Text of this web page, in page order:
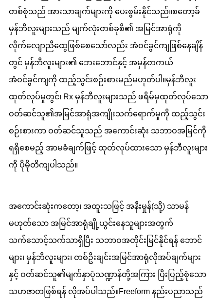
တစ်စုံသည် အားသာချက်များကို ပေးစွမ်းနိုင်သည်။စတော့ခ်
မှန်ဘီလူးများသည် မျက်လုံးတစ်ခုစီ၏ အမြင်အာရုံကို
လိုက်လျောညီထွေဖြစ်စေသော်လည်း အံဝင်ခွင်ကျဖြစ်နေချိန်
တွင် မှန်ဘီလူးများ၏ ဘေးဘောင်နှင့် အမှန်တကယ်
အံဝင်ခွင်ကျကို ထည့်သွင်းစဉ်းစားမည်မဟုတ်ပါ။မှန်ဘီလူး
ထုတ်လုပ်မှုတွင်၊ Rx မှန်ဘီလူးများသည် ဖရိမ်မှထုတ်လုပ်သော
ဝတ်ဆင်သူ၏အမြင်အာရုံအကျိုးသက်ရောက်မှုကို ထည့်သွင်း
စဉ်းစားကာ ဝတ်ဆင်သူသည် အကောင်းဆုံး သဘာဝအမြင်ကို
ရရှိစေမည့် အာမခံချက်ဖြင့် ထုတ်လုပ်ထားသော မှန်ဘီလူးများ
ကို ပိုမိုတိကျပါသည်။
အကောင်းဆုံးကတော့၊ အထူးသဖြင့် အနီးမှုန်(သို့) သာမန်
မဟုတ်သော အမြင်အာရုံချို့ယွင်းနေသူများအတွက်
သက်သောင့်သက်သာရှိပြီး သဘာဝအတိုင်းမြင်နိုင်ရန် ဘောင်
များ၊ မှန်ဘီလူးများ၊ တစ်ဦးချင်းအမြင်အာရုံလိုအပ်ချက်များ
နှင့် ဝတ်ဆင်သူ၏မျက်နှာပုံသဏ္ဍာန်တို့အကြား ပြီးပြည့်စုံသော
သဟဇာတဖြစ်ရန် လိုအပ်ပါသည်။Freeform နည်းပညာသည်